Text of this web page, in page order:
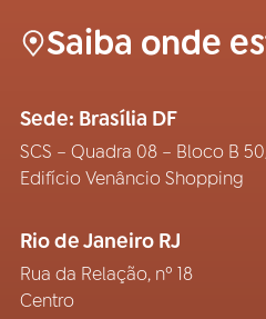
Saiba onde
Sede: Brasília DF
SCS – Quadra 08 – Bloco B
Edifício Venâncio Shopping
Rio de Janeiro RJ
Rua da Relação, nº 18
Centro